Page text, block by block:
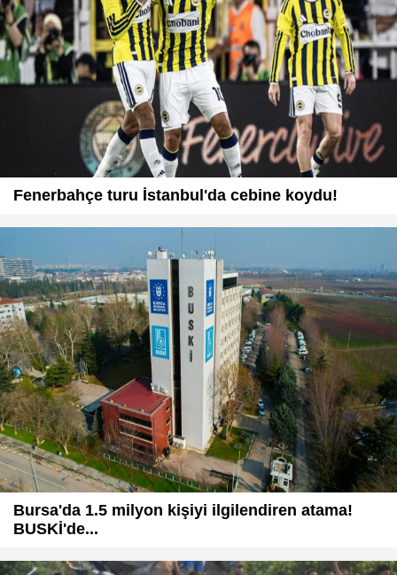
Fenerbahçe turu İstanbul'da cebine koydu!
Bursa'da 1.5 milyon kişiyi ilgilendiren atama!
BUSKİ'de...